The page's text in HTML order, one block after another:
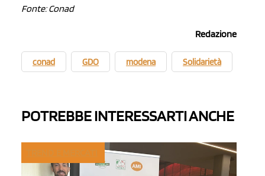
Fonte: Conad
Redazione
conad GDO modena Solidarietà
POTREBBE INTERESSARTI ANCHE